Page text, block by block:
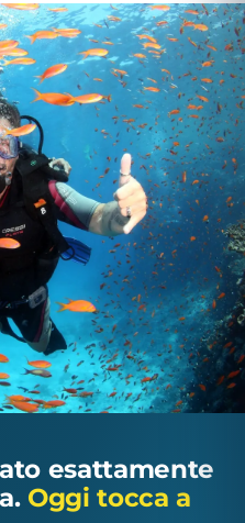
esattamente
Oggi tocca a